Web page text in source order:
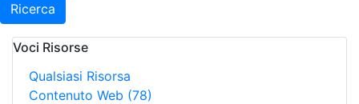
Ricerca
Voci Risorse
Qualsiasi Risorsa
Contenuto Web (78)